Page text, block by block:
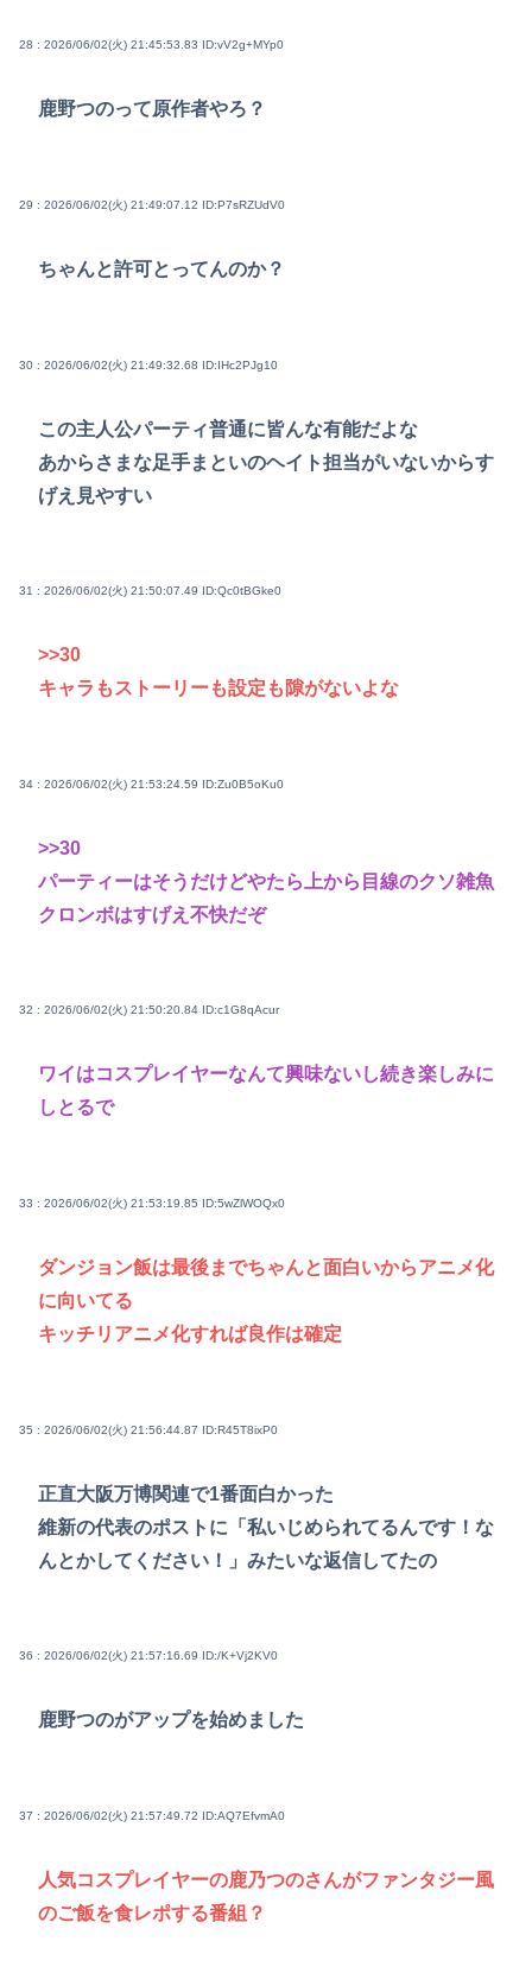
28 : 2026/06/02(火) 21:45:53.83 ID:vV2g+MYp0
鹿野つのって原作者やろ？
29 : 2026/06/02(火) 21:49:07.12 ID:P7sRZUdV0
ちゃんと許可とってんのか？
30 : 2026/06/02(火) 21:49:32.68 ID:IHc2PJg10
この主人公パーティ普通に皆んな有能だよな
あからさまな足手まといのヘイト担当がいないからす
げえ見やすい
31 : 2026/06/02(火) 21:50:07.49 ID:Qc0tBGke0
>>30
キャラもストーリーも設定も隙がないよな
34 : 2026/06/02(火) 21:53:24.59 ID:Zu0B5oKu0
>>30
パーティーはそうだけどやたら上から目線のクソ雑魚
クロンボはすげえ不快だぞ
32 : 2026/06/02(火) 21:50:20.84 ID:c1G8qAcur
ワイはコスプレイヤーなんて興味ないし続き楽しみに
しとるで
33 : 2026/06/02(火) 21:53:19.85 ID:5wZlWOQx0
ダンジョン飯は最後までちゃんと面白いからアニメ化
に向いてる
キッチリアニメ化すれば良作は確定
35 : 2026/06/02(火) 21:56:44.87 ID:R45T8ixP0
正直大阪万博関連で1番面白かった
維新の代表のポストに「私いじめられてるんです！な
んとかしてください！」みたいな返信してたの
36 : 2026/06/02(火) 21:57:16.69 ID:/K+Vj2KV0
鹿野つのがアップを始めました
37 : 2026/06/02(火) 21:57:49.72 ID:AQ7EfvmA0
人気コスプレイヤーの鹿乃つのさんがファンタジー風
のご飯を食レポする番組？